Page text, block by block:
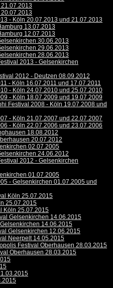
- Köln 20.07.2013 und 21.07.2013
13.07.2013
12.07.2013
30.06.2013
29.06.2013
28.06.2013
2013 - Gelsenkirchen
2012 - Deutzen 08.09.2012
- Köln 16.07.2011 und 17.07.2011
- Köln 24.07.2010 und 25.07.2010
- Köln 18.07.2009 und 19.07.2009
Festival 2008 - Köln 19.07.2008 und
- Köln 21.07.2007 und 22.07.2007
- Köln 22.07.2006 und 23.07.2006
18.08.2012
20.07.2012
02.07.2005
24.06.2012
2012 - Gelsenkirchen
01.07.2005
- Gelsenkirchen 01.07.2005 und
Köln 25.07.2015
25.07.2015
Köln 25.07.2015
Gelsenkirchen 14.06.2015
14.06.2015
Gelsenkirchen 12.06.2015
Neerpelt 14.05.2015
Festival Oberhausen 28.03.2015
Oberhausen 28.03.2015